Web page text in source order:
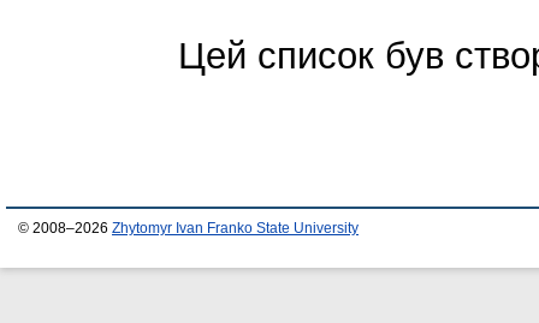
Цей список був
© 2008–2026 Zhytomyr Ivan Franko State University